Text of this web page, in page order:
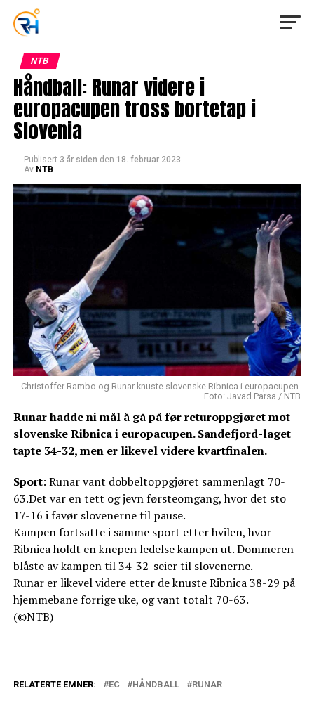
NTB
Håndball: Runar videre i
europacupen tross bortetap i
Slovenia
Publisert 3 år siden den 18. februar 2023
Av NTB
Christoffer Rambo og Runar knuste slovenske Ribnica i europacupen.
Foto: Javad Parsa / NTB
Runar hadde ni mål å gå på før returoppgjøret mot
slovenske Ribnica i europacupen. Sandefjord-laget
tapte 34-32, men er likevel videre kvartfinalen.
Sport: Runar vant dobbeltoppgjøret sammenlagt 70-
63.Det var en tett og jevn førsteomgang, hvor det sto
17-16 i favør slovenerne til pause.
Kampen fortsatte i samme sport etter hvilen, hvor
Ribnica holdt en knepen ledelse kampen ut. Dommeren
blåste av kampen til 34-32-seier til slovenerne.
Runar er likevel videre etter de knuste Ribnica 38-29 på
hjemmebane forrige uke, og vant totalt 70-63.
(©NTB)
RELATERTE EMNER: EC HÅNDBALL RUNAR